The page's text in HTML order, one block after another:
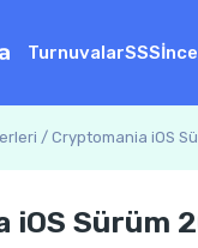
TurnuvalarSSS
/ Cryptomania iOS
iOS Sürüm